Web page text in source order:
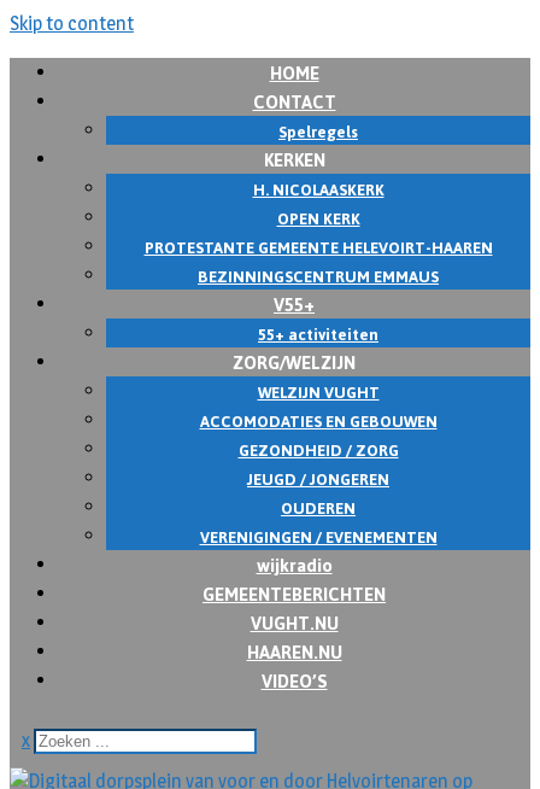
Skip to content
HOME
CONTACT
Spelregels
KERKEN
H. NICOLAASKERK
OPEN KERK
PROTESTANTE GEMEENTE HELEVOIRT-HAAREN
BEZINNINGSCENTRUM EMMAUS
V55+
55+ activiteiten
ZORG/WELZIJN
WELZIJN VUGHT
ACCOMODATIES EN GEBOUWEN
GEZONDHEID / ZORG
JEUGD / JONGEREN
OUDEREN
VERENIGINGEN / EVENEMENTEN
wijkradio
GEMEENTEBERICHTEN
VUGHT.NU
HAAREN.NU
VIDEO’S
x